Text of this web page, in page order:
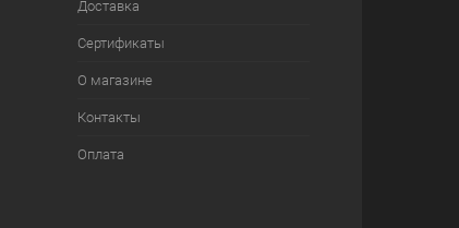
Доставка
Сертификаты
О магазине
Контакты
Оплата